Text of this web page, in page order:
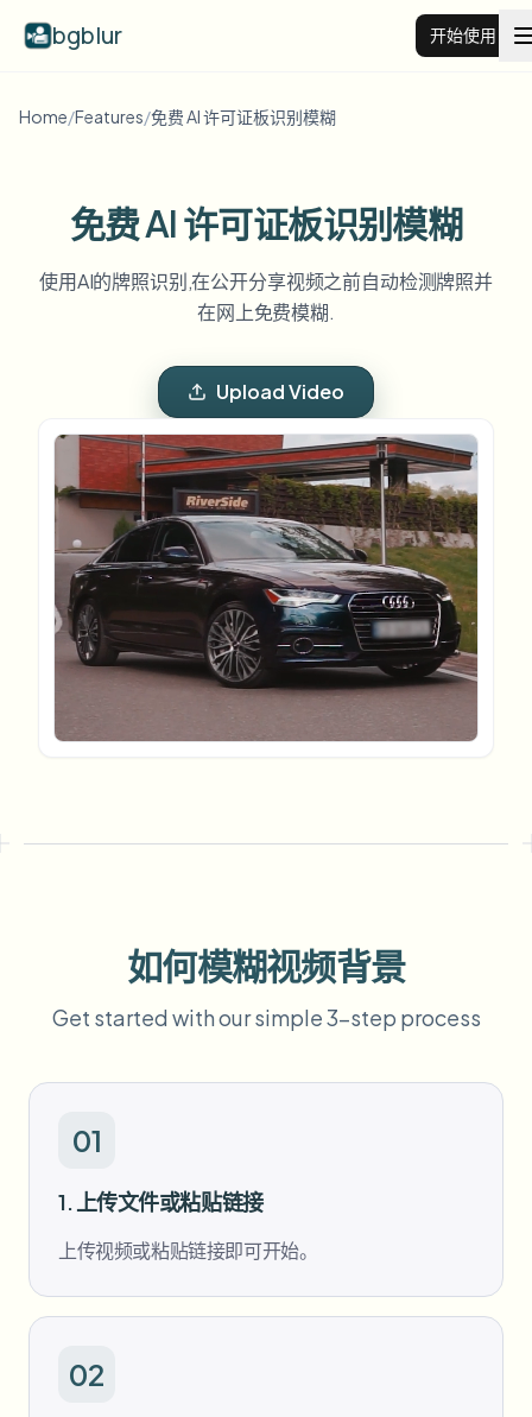
bgblur 开始使用
视频背景虚化
示例
模糊人脸
模糊车牌
模糊背景
模糊任何内容
View all features
Browse every blur tool in one place
模糊车牌
模糊人脸
模糊背景
在线模糊照片中的人脸
语音匿名处理器
视频智能
批量视频模糊
企业
学校与教育
校园摄像头、讲座和地区批量隐私
媒体与娱乐
试映、发布和合规
零售与电商
医疗
FOIA、安全披露和编辑
大批量、保留期和SLA
批量车牌模糊
车队、行车记录仪和停车场大规模处理
批量人脸模糊
企业区域、策略和审核
API 和 SDK
自动化上传、任务和Webhook
资源
常见问题
博客
Whitepapers
工具
产品
Choose language
Home/Features/免费 AI 许可证板识别模糊
免费 AI 许可证板识别模糊
使用AI的牌照识别,在公开分享视频之前自动检测牌照并
在网上免费模糊.
Upload Video
如何模糊视频背景
Get started with our simple 3-step process
01
1. 上传文件或粘贴链接
上传视频或粘贴链接即可开始。
02